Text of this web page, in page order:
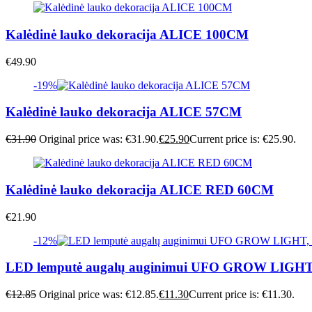
Kalėdinė lauko dekoracija ALICE 100CM
€49.90
-19%
Kalėdinė lauko dekoracija ALICE 57CM
€31.90 Original price was: €31.90.€25.90Current price is: €25.90.
Kalėdinė lauko dekoracija ALICE RED 60CM
€21.90
-12%
LED lemputė augalų auginimui UFO GROW
€12.85 Original price was: €12.85.€11.30Current price is: €11.30.